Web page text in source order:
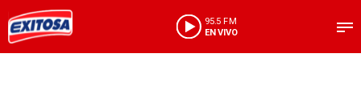
95.5 FM
EN VIVO